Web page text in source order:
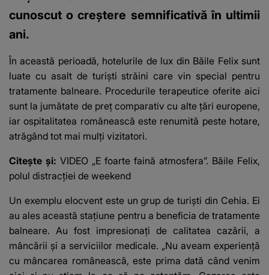
cunoscut o creștere semnificativă în ultimii
ani.
În această perioadă, hotelurile de lux din Băile Felix sunt
luate cu asalt de turiști străini care vin special pentru
tratamente balneare. Procedurile terapeutice oferite aici
sunt la jumătate de preț comparativ cu alte țări europene,
iar ospitalitatea românească este renumită peste hotare,
atrăgând tot mai mulți vizitatori.
Citește și: VIDEO „E foarte faină atmosfera”. Băile Felix,
polul distracției de weekend
Un exemplu elocvent este un grup de turiști din Cehia. Ei
au ales această stațiune pentru a beneficia de tratamente
balneare. Au fost impresionați de calitatea cazării, a
mâncării și a serviciilor medicale. „Nu aveam experiență
cu mâncarea românească, este prima dată când venim